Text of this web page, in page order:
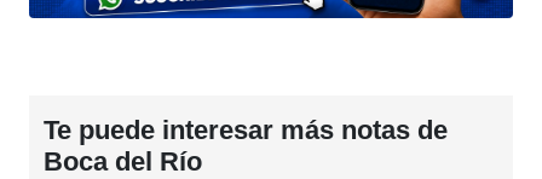
Te puede interesar más notas de
Boca del Río